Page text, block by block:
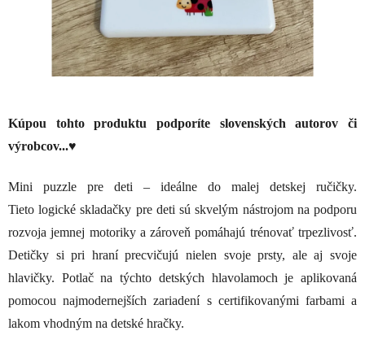
Kúpou tohto produktu podporíte slovenských autorov či
výrobcov...♥
Mini puzzle pre deti – ideálne do malej detskej ručičky.
Tieto logické skladačky pre deti sú skvelým nástrojom na podporu
rozvoja jemnej motoriky a zároveň pomáhajú trénovať trpezlivosť.
Detičky si pri hraní precvičujú nielen svoje prsty, ale aj svoje
hlavičky. Potlač na týchto detských hlavolamoch je aplikovaná
pomocou najmodernejších zariadení s certifikovanými farbami a
lakom vhodným na detské hračky.